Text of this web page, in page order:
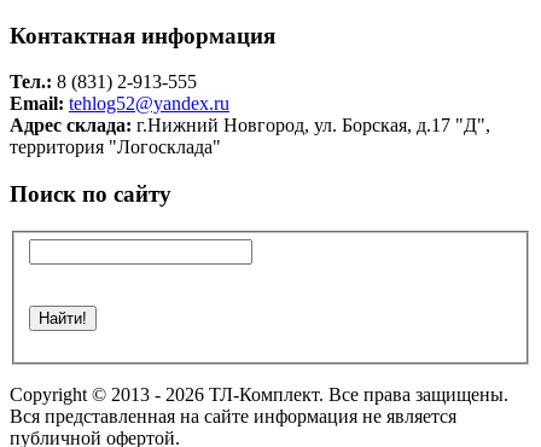
Контактная информация
Тел.: 8 (831) 2-913-555
Email: tehlog52@yandex.ru
Адрес склада: г.Нижний Новгород, ул. Борская, д.17 "Д",
территория "Логосклада"
Поиск по сайту
Copyright © 2013 - 2026 ТЛ-Комплект. Все права защищены.
Вся представленная на сайте информация не является
публичной офертой.